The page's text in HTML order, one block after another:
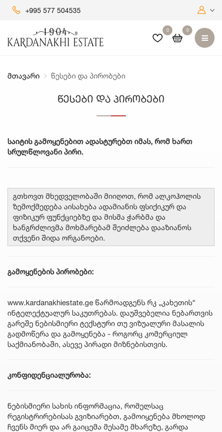
+995 577 504535
0 0
მთავარი წესები და პირობები
წესები და პირობები
საიტის გამოყენებით ადასტურებთ იმას, რომ ხართ
სრულწლოვანი პირი.
გთხოვთ მხედველობაში მიიღოთ, რომ ალკოჰოლის
ზემოქმედება აისახება ადამიანის ფსიქიკურ და
ფიზიკურ ფუნქციებზე და მისმა ჭარბმა და
ხანგრძლივმა მოხმარებამ შეიძლება დააზიანოს
თქვენი შიდა ორგანოები.
გამოყენების პირობები:
www.kardanakhiestate.ge წარმოადგენს რკ „კახეთის“
ინტელექტუალურ საკუთრებას. დაუშვებელია ნებართვის
გარეშე ნებისმიერი ტექსტური თუ ვიზუალური მასალის
გადმოწერა და გამოყენება - როგორც კომერციულ
საქმიანობაში, ასევე პირადი მიზნებისთვის.
კონფიდენციალურობა:
ნებისმიერი სახის ინფორმაცია, რომელსაც
რეგისტრირებისას გვიზიარებთ, გამოიყენება მხოლოდ
ჩვენს მიერ და არ გაიცემა მესამე მხარეზე, გარდა